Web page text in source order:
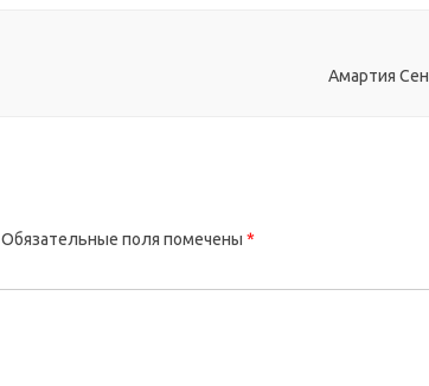
Амартия Сен
Обязательные поля помечены *